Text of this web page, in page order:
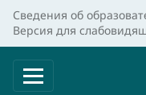
Сведения об
Версия для